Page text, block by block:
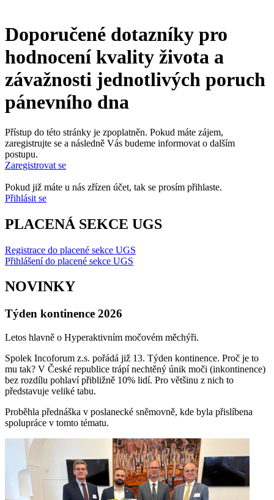
Doporučené dotazníky pro
hodnocení kvality života a
závažnosti jednotlivých poruch
pánevního dna
Přístup do této stránky je zpoplatněn. Pokud máte zájem,
zaregistrujte se a následně Vás budeme informovat o dalším
postupu.
Zaregistrovat se
Pokud již máte u nás zřízen účet, tak se prosím přihlaste.
Přihlásit se
PLACENÁ SEKCE UGS
Registrace do placené sekce UGS
Přihlášení do placené sekce UGS
NOVINKY
Týden kontinence 2026
Letos hlavně o Hyperaktivním močovém měchýři.
Spolek Incoforum z.s. pořádá již 13. Týden kontinence. Proč je to
mu tak? V České republice trápí nechtěný únik moči (inkontinence)
bez rozdílu pohlaví přibližně 10% lidí. Pro většinu z nich to
představuje veliké tabu.
Proběhla přednáška v poslanecké sněmovně, kde byla přislíbena
spolupráce v tomto tématu.